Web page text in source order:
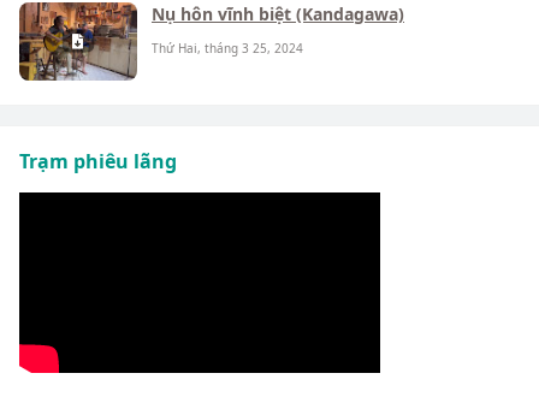
Nụ hôn vĩnh biệt (Kandagawa)
Thứ Hai, tháng 3 25, 2024
Trạm phiêu lãng